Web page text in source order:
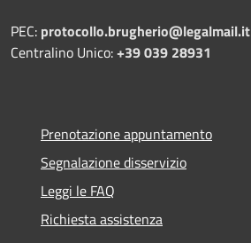
PEC: protocollo.brugherio@legalmail.it
Centralino Unico:+39 039 28931
Prenotazione appuntamento
Segnalazione disservizio
Leggi le FAQ
Richiesta assistenza